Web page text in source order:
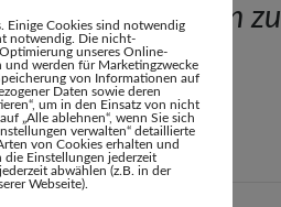
mir: Ich bin zu
Einige Cookies sind notwendig
notwendig. Die nicht-
unseres Online-
und werden für Marketingzwecke
von Informationen auf
Daten sowie deren
um in den Einsatz von nicht
„Alle ablehnen“, wenn Sie sich
verwalten“ detaillierte
von Cookies erhalten und
Einstellungen jederzeit
abwählen (z.B. in der
Webseite).